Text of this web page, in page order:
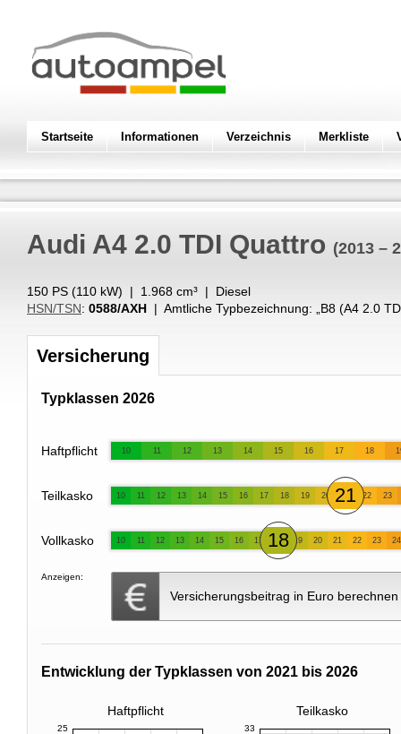
Startseite Informationen Verzeichnis Merkliste
Audi A4 2.0 TDI Quattro (2013 –
150 PS (110 kW) | 1.968 cm³ | Diesel
HSN/TSN: 0588/AXH | Amtliche Typbezeichnung: „ B8 (A4 2.0
Versicherung
Typklassen 2026
Haftpflicht 10 11 12 13 14 15 16 17 18
Teilkasko 10 11 12 13 14 15 16 17 18 19 20 21 22 23
Vollkasko 10 11 12 13 14 15 16 17 18 19 20 21 22 23 24
Anzeigen:
Versicherungsbeitrag in Euro berechnen
Entwicklung der Typklassen von 2021 bis 2026
Haftpflicht Teilkasko
25 33